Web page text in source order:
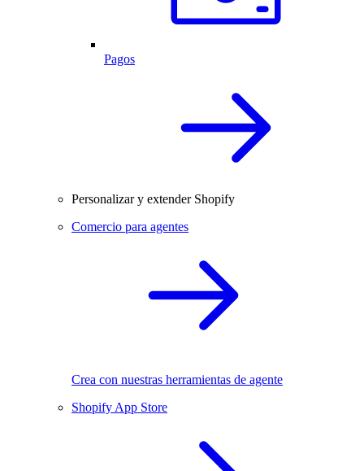
Pagos
Personalizar y extender Shopify
Comercio para agentes
Crea con nuestras herramientas de agente
Shopify App Store